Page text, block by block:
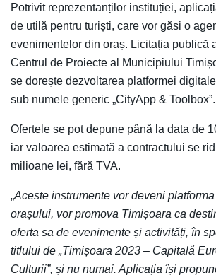
Potrivit reprezentanților instituției,
de utilă pentru turiști, care vor găsi o
evenimentelor din oraș. Licitația publică
Centrul de Proiecte al Municipiului
se dorește dezvoltarea platformei
sub numele generic „CityApp & Toolbox”.
Ofertele se pot depune până la data de
iar valoarea estimată a contractului se
milioane lei, fără TVA.
„Aceste instrumente vor deveni
orașului, vor promova Timișoara ca
oferta sa de evenimente și activități, în
titlului de „Timișoara 2023 – Capitală
Culturii”, și nu numai. Aplicația își